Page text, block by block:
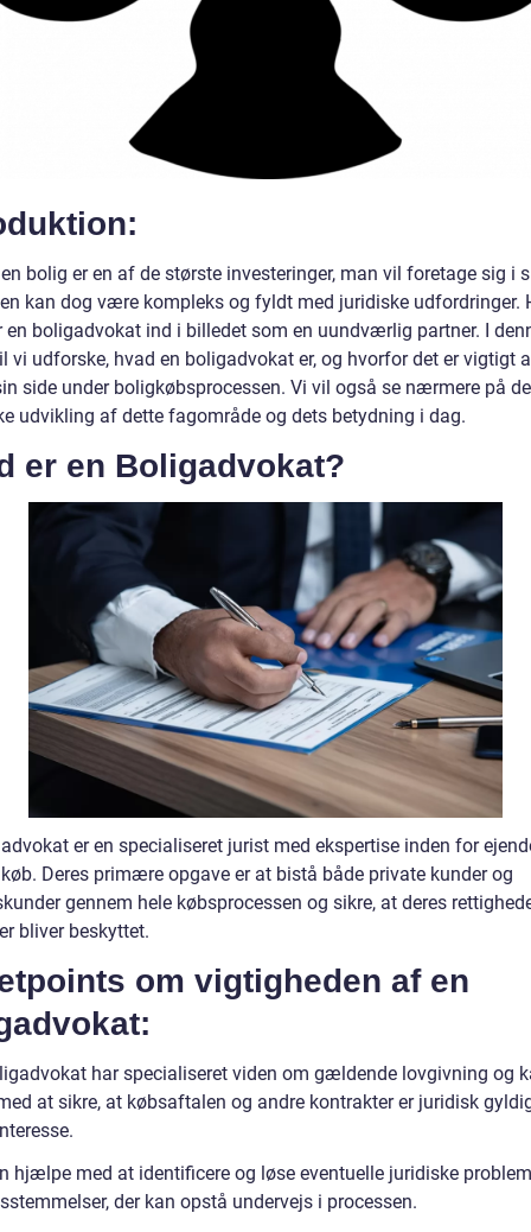
bolig er en af de største investeringer, man vil foretage sig i
kan dog være kompleks og fyldt med juridiske udfordringer.
en boligadvokat ind i billedet som en uundværlig partner. I
vi udforske, hvad en boligadvokat er, og hvorfor det er vigtigt
side under boligkøbsprocessen. Vi vil også se nærmere på
udvikling af dette fagområde og dets betydning i dag.
er en Boligadvokat?
er en specialiseret jurist med ekspertise inden for
Deres primære opgave er at bistå både private kunder og
gennem hele købsprocessen og sikre, at deres
bliver beskyttet.
om vigtigheden af en
har specialiseret viden om gældende lovgivning og
at sikre, at købsaftalen og andre kontrakter er juridisk
hjælpe med at identificere og løse eventuelle juridiske
der kan opstå undervejs i processen.